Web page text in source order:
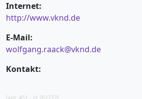
Internet:
http://www.vknd.de
E-Mail:
wolfgang.raack@vknd.de
Kontakt:
[vid: 451 - id 761272]